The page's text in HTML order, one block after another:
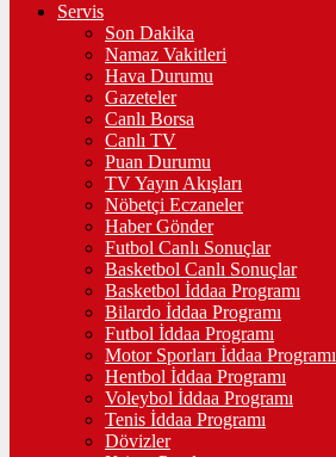
Servis
Son Dakika
Namaz Vakitleri
Hava Durumu
Gazeteler
Canlı Borsa
Canlı TV
Puan Durumu
TV Yayın Akışları
Nöbetçi Eczaneler
Haber Gönder
Futbol Canlı Sonuçlar
Basketbol Canlı Sonuçlar
Basketbol İddaa Programı
Bilardo İddaa Programı
Futbol İddaa Programı
Motor Sporları İddaa Programı
Hentbol İddaa Programı
Voleybol İddaa Programı
Tenis İddaa Programı
Dövizler